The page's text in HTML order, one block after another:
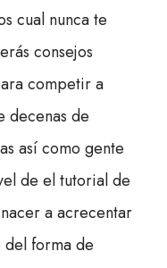
cual nunca te
consejos
competir a
decenas de
así­ como gente
de el tutorial de
a acrecentar
forma de